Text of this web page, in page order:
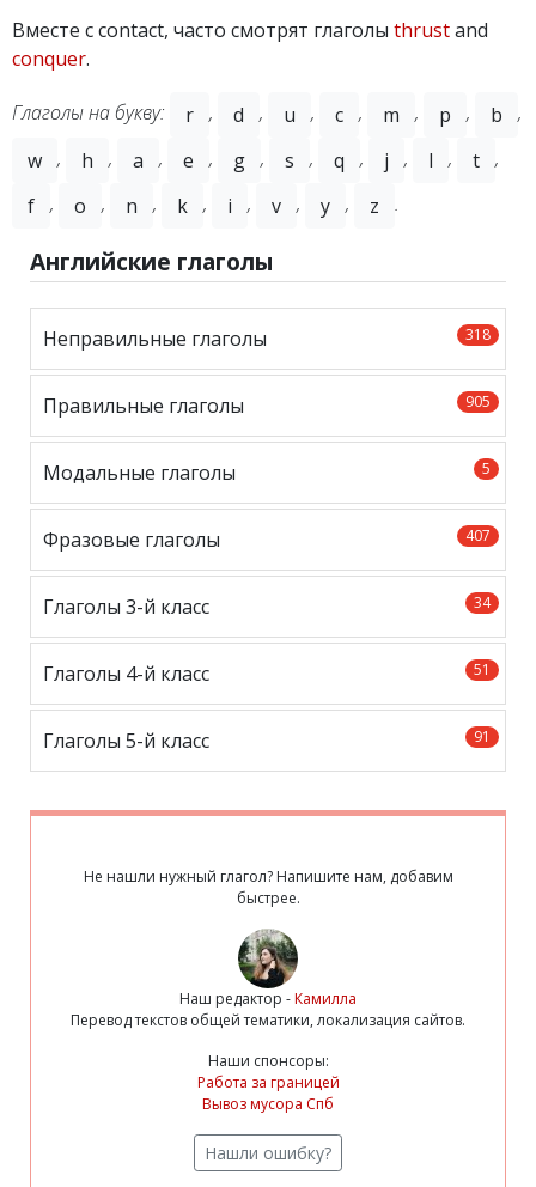
Вместе с contact, часто смотрят глаголы thrustand
conquer.
Глаголы на букву: r , d , u , c , m , p , b
,
w , h , a , e , g , s , q , j , l , t ,
f , o , n , k , i , v , y , z .
Английские глаголы
318
Неправильные глаголы
905
Правильные глаголы
5
Модальные глаголы
407
Фразовые глаголы
34
Глаголы 3-й класс
51
Глаголы 4-й класс
91
Глаголы 5-й класс
Не нашли нужный глагол? Напишите нам, добавим
быстрее.
Наш редактор -Камилла
Перевод текстов общей тематики, локализация сайтов.
Наши спонсоры:
Работа за границей
Вывоз мусора Спб
Нашли ошибку?